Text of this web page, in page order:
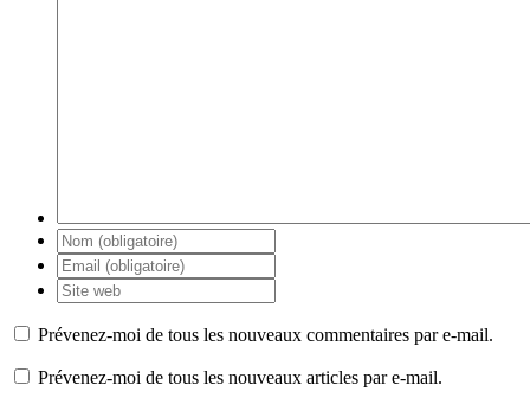
Prévenez-moi de tous les nouveaux commentaires par e-mail.
Prévenez-moi de tous les nouveaux articles par e-mail.